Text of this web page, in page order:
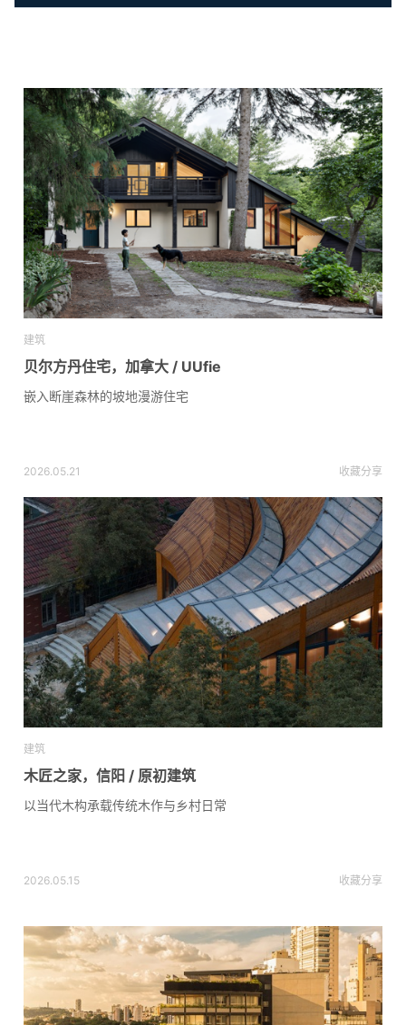
建筑
贝尔方丹住宅，加拿大 / UUfie
嵌入断崖森林的坡地漫游住宅
2026.05.21 收藏分享
建筑
木匠之家，信阳 / 原初建筑
以当代木构承载传统木作与乡村日常
2026.05.15 收藏分享